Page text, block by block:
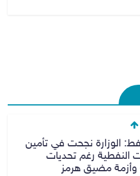
بلدية الناصرية الأسبق
ليلو بقضايا تتعلق بالفساد